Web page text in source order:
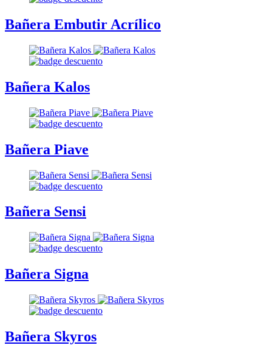
Bañera Embutir Acrílico
Bañera Kalos
Bañera Piave
Bañera Sensi
Bañera Signa
Bañera Skyros